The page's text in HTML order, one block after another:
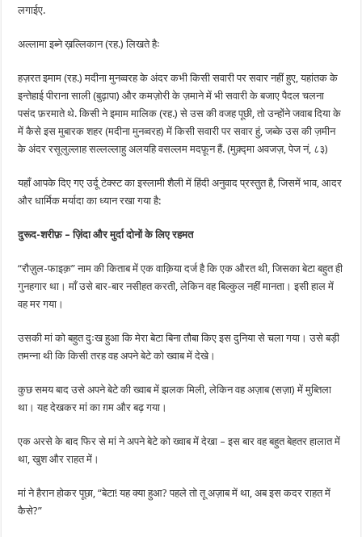
लगाईए.
अल्लामा इब्ने ख़ल्लिकान (रह.) लिखते हैः
हज़रत इमाम (रह.) मदीना मुनव्वरह के अंदर कभी किसी सवारी पर सवार नहीं हुए, यहांतक के
इन्तेहाई पीराना साली (बुढ़ापा) और कमज़ोरी के ज़माने में भी सवारी के बजाए पैदल चलना
पसंद फ़रमाते थे. किसी ने इमाम मालिक (रह.) से उस की वजह पूछी, तो उन्होंने जवाब दिया के
में कैसे इस मुबारक शहर (मदीना मुनव्वरह) में किसी सवारी पर सवार हुं, जब्के उस की ज़मीन
के अंदर रसूलुल्लाह सल्लल्लाहु अलयहि वसल्लम मदफ़ून हैं. (मुक़्द्मा अवजज़, पेज नं, ८३)
यहाँ आपके दिए गए उर्दू टेक्स्ट का इस्लामी शैली में हिंदी अनुवाद प्रस्तुत है, जिसमें भाव, आदर
और धार्मिक मर्यादा का ध्यान रखा गया है:
दुरूद-शरीफ़ – ज़िंदा और मुर्दा दोनों के लिए रहमत
“रौज़ुल-फाइक़” नाम की किताब में एक वाक़िया दर्ज है कि एक औरत थी, जिसका बेटा बहुत ही
गुनहगार था। माँ उसे बार-बार नसीहत करती, लेकिन वह बिल्कुल नहीं मानता। इसी हाल में
वह मर गया।
उसकी मां को बहुत दुःख हुआ कि मेरा बेटा बिना तौबा किए इस दुनिया से चला गया। उसे बड़ी
तमन्ना थी कि किसी तरह वह अपने बेटे को ख्वाब में देखे।
कुछ समय बाद उसे अपने बेटे की ख्वाब में झलक मिली, लेकिन वह अज़ाब (सज़ा) में मुब्तिला
था। यह देखकर मां का ग़म और बढ़ गया।
एक अरसे के बाद फिर से मां ने अपने बेटे को ख्वाब में देखा – इस बार वह बहुत बेहतर हालात में
था, खुश और राहत में।
मां ने हैरान होकर पूछा, “बेटा! यह क्या हुआ? पहले तो तू अज़ाब में था, अब इस कदर राहत में
कैसे?”